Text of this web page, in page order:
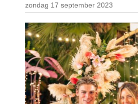
zondag 17 september 2023